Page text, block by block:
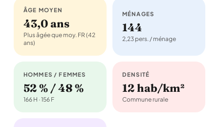
ÂGE MOYEN
43,0 ans
Plus âgée que moy. FR (42
ans)
MÉNAGES
144
2,23 pers. / ménage
HOMMES / FEMMES
52 % / 48 %
166 H · 156 F
DENSITÉ
12 hab/km²
Commune rurale